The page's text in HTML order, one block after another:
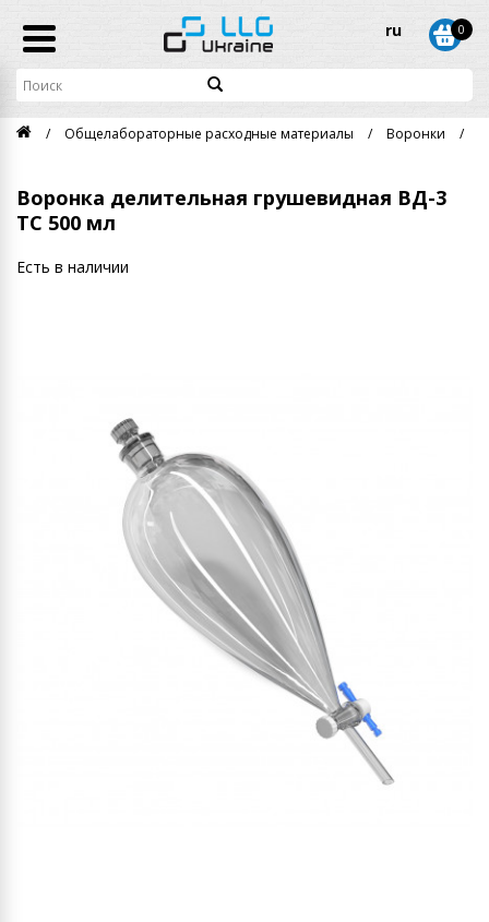
ru 0
Общелабораторные расходные материалы Воронки
Воронка делительная грушевидная ВД-3
ТС 500 мл
Есть в наличии